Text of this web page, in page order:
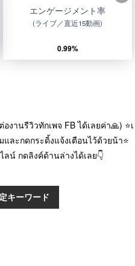
エンゲージメント率
(ライブ／直近15動画)
0.99%
านรีวิวทักเพจ FB ได้เลยค่า🙏) ⭐เ
ละกดกระดิ้งแจ้งเตือนไว้ด้วยน้า⭐
น์ กดลิงค์ด้านล่างได้เลย👇
キーワード